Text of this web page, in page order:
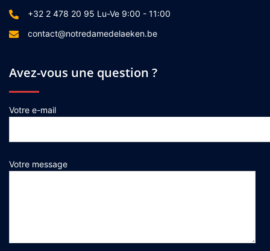
+32 2 478 20 95 Lu-Ve 9:00 - 11:00
contact@notredamedelaeken.be
Avez-vous une question ?
Votre e-mail
Votre message